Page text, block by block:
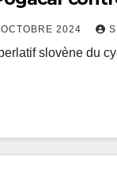
et le
2024
slovène du